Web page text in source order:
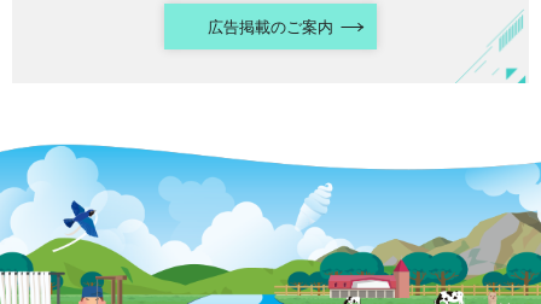
広告掲載のご案内